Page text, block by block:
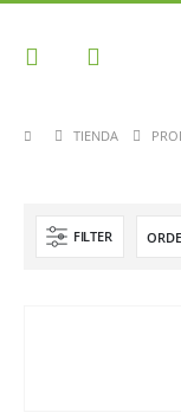
TIENDA
FILTER